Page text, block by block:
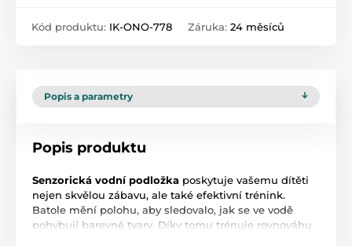
Kód produktu: IK-ONO-778 Záruka: 24 měsíců
Popis a parametry
Popis produktu
Senzorická vodní podložka poskytuje vašemu dítěti
nejen skvělou zábavu, ale také efektivní trénink.
Batole mění polohu, aby sledovalo, jak se ve vodě
pohybují barevné tvary. Díky tomu trénuje rovnováhu